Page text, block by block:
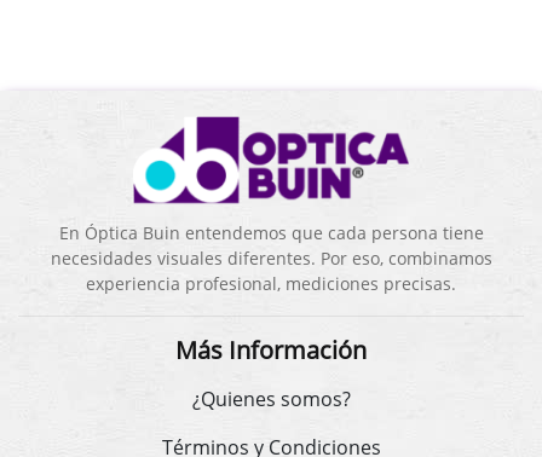
En Óptica Buin entendemos que cada persona tiene
necesidades visuales diferentes. Por eso, combinamos
experiencia profesional, mediciones precisas.
Más Información
¿Quienes somos?
Términos y Condiciones